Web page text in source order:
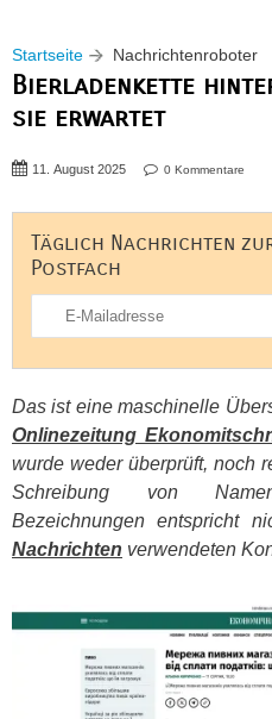
Startseite Nachrichtenroboter
Bierladenkette
sie erwartet
11. August 2025 0 Kommentare
Täglich Nachrichten
Postfach
Das ist eine maschinelle
Onlinezeitung
wurde weder überprüft, noch
Schreibung von
Bezeichnungen entspricht
Nachrichten verwendeten